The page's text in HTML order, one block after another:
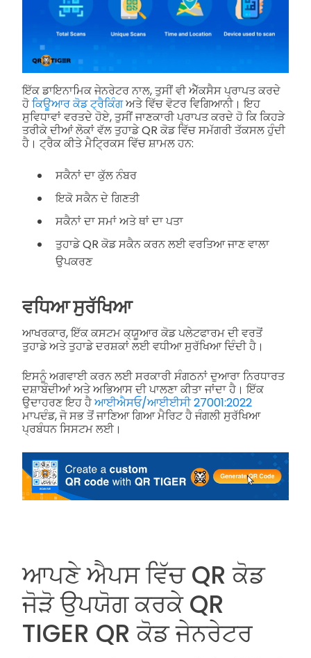
ਇੱਕ ਡਾਇਨਾਮਿਕ ਜੇਨਰੇਟਰ ਨਾਲ, ਤੁਸੀਂ ਵੀ ਐੱਕਸੈਸ ਪ੍ਰਾਪਤ ਕਰਦੇ
ਹੋਕਿਊਆਰ ਕੋਡ ਟ੍ਰੈਕਿੰਗਅਤੇ ਵਿੱਚ ਵੋਟਰ ਵਿਗਿਆਨੀ। ਇਹ
ਸੁਵਿਧਾਵਾਂ ਵਰਤਦੇ ਹੋਏ, ਤੁਸੀਂ ਜਾਣਕਾਰੀ ਪ੍ਰਾਪਤ ਕਰਦੇ ਹੋ ਕਿ ਕਿਹੜੇ
ਤਰੀਕੇ ਦੀਆਂ ਲੋਕਾਂ ਵੱਲ ਤੁਹਾਡੇ QR ਕੋਡ ਵਿੱਚ ਸਮੱਗਰੀ ਤੱਕਸਲ ਹੁੰਦੀ
ਹੈ। ਟ੍ਰੈਕ ਕੀਤੇ ਮੈਟ੍ਰਿਕਸ ਵਿੱਚ ਸ਼ਾਮਲ ਹਨ:
ਸਕੈਨਾਂ ਦਾ ਕੁੱਲ ਨੰਬਰ
ਇਕੋ ਸਕੈਨ ਦੇ ਗਿਣਤੀ
ਸਕੈਨਾਂ ਦਾ ਸਮਾਂ ਅਤੇ ਥਾਂ ਦਾ ਪਤਾ
ਤੁਹਾਡੇ QR ਕੋਡ ਸਕੈਨ ਕਰਨ ਲਈ ਵਰਤਿਆ ਜਾਣ ਵਾਲਾ
ਉਪਕਰਣ
ਵਧਿਆ ਸੁਰੱਖਿਆ
ਆਖਰਕਾਰ, ਇੱਕ ਕਸਟਮ ਕ੍ਯੂਆਰ ਕੋਡ ਪਲੇਟਫਾਰਮ ਦੀ ਵਰਤੋਂ
ਤੁਹਾਡੇ ਅਤੇ ਤੁਹਾਡੇ ਦਰਸ਼ਕਾਂ ਲਈ ਵਧੀਆ ਸੁਰੱਖਿਆ ਦਿੰਦੀ ਹੈ।
ਇਸਨੂੰ ਅਗਵਾਈ ਕਰਨ ਲਈ ਸਰਕਾਰੀ ਸੰਗਠਨਾਂ ਦੁਆਰਾ ਨਿਰਧਾਰਤ
ਦਸ਼ਾਬੰਦੀਆਂ ਅਤੇ ਅਭਿਆਸ ਦੀ ਪਾਲਣਾ ਕੀਤਾ ਜਾਂਦਾ ਹੈ। ਇੱਕ
ਉਦਾਹਰਣ ਇਹ ਹੈਆਈਐਸਓ/ਆਈਈਸੀ 27001:2022
ਮਾਪਦੰਡ, ਜੋ ਸਭ ਤੋਂ ਜਾਣਿਆ ਗਿਆ ਮੈਰਿਟ ਹੈ ਜੰਗਲੀ ਸੁਰੱਖਿਆ
ਪ੍ਰਬੰਧਨ ਸਿਸਟਮ ਲਈ।
ਆਪਣੇ ਐਪਸ ਵਿੱਚ QR ਕੋਡ
ਜੋੜੋ ਉਪਯੋਗ ਕਰਕੇ QR
TIGER QR ਕੋਡ ਜੇਨਰੇਟਰ